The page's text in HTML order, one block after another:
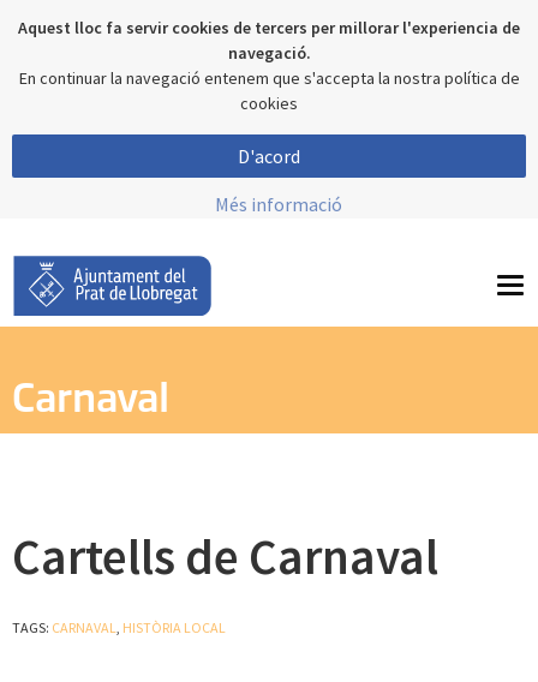
Aquest lloc fa servir cookies de tercers per millorar l'experiencia de
navegació.
En continuar la navegació entenem que s'accepta la nostra política de
cookies
D'acord
Més informació
Carnaval
Cartells de Carnaval
TAGS: CARNAVAL, HISTÒRIA LOCAL